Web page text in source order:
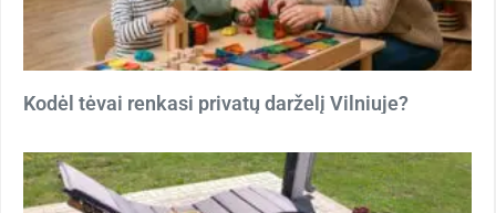
Kodėl tėvai renkasi privatų darželį Vilniuje?